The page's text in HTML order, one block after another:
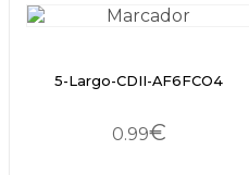
5-Largo-CDII-AF6FCO4
0.99€